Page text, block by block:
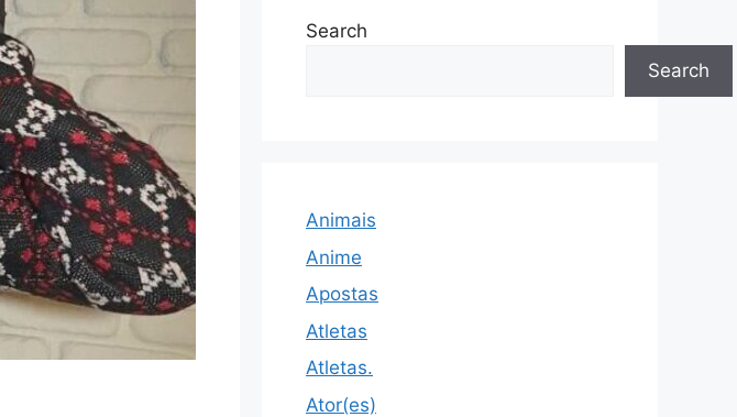
Search
Search
Animais
Anime
Apostas
Atletas
Atletas.
Ator(es)